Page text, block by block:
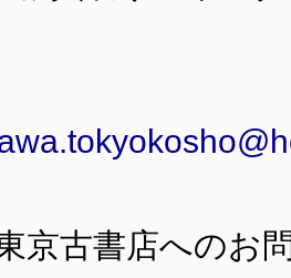
京古書店へのお